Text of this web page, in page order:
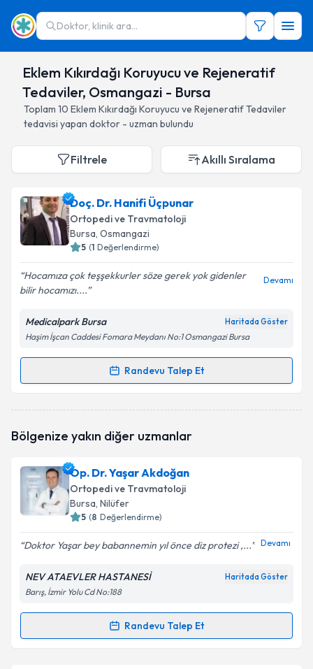
Doktor, klinik ara...
Eklem Kıkırdağı Koruyucu ve Rejeneratif
Tedaviler, Osmangazi - Bursa
Toplam 10 Eklem Kıkırdağı Koruyucu ve Rejeneratif Tedaviler
tedavisi yapan doktor - uzman bulundu
Filtrele Akıllı Sıralama
Doç. Dr. Hanifi Üçpunar
Ortopedi ve Travmatoloji
Bursa, Osmangazi
5 (1 Değerlendirme)
Hocamıza çok teşşekkurler söze gerek yok gidenler
bilir hocamızı....
Devamı
Medicalpark Bursa Haritada Göster
Haşim İşcan Caddesi Fomara Meydanı No:1 Osmangazi Bursa
Randevu Talep Et
Randevu Takvimi Talebi
oluşturun. Size bu uzmandan randevu almanız için bir
E-posta Adresiniz
Kişisel verilerimin işlenmesine ilişkinAydınlatma
kapsamda işlenmesini kabul ediyorum.
Takvim Talebini Gönder
Bölgenize yakın diğer uzmanlar
Op. Dr. Yaşar Akdoğan
Ortopedi ve Travmatoloji
Bursa, Nilüfer
5 (8 Değerlendirme)
Doktor Yaşar bey babannemin yıl önce diz protezi ,... Devamı
NEV ATAEVLER HASTANESİ Haritada Göster
Barış, İzmir Yolu Cd No:188
Randevu Talep Et
Randevu Takvimi Talebi